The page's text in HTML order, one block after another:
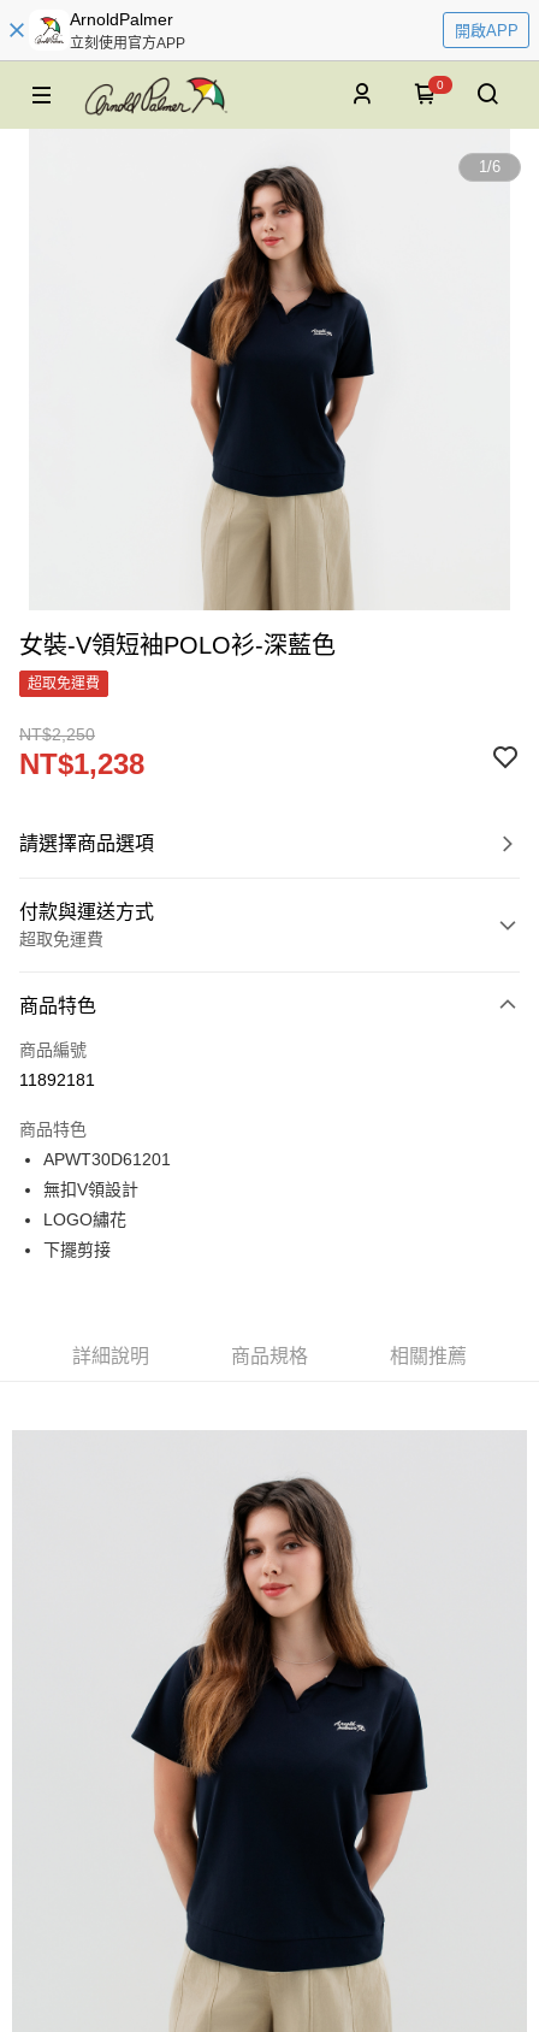
ArnoldPalmer
立刻使用官方APP
開啟APP
0
1/6
女裝-V領短袖POLO衫-深藍色
超取免運費
NT$2,250
NT$1,238
請選擇商品選項
付款與運送方式
超取免運費
信用卡一次付款
LINE Pay
悠遊付
Google Pay
貨到付款
每筆NT$120，滿NT$1,500(含以上)免運費
商品特色
商品編號
11892181
商品特色
APWT30D61201
無扣V領設計
LOGO繡花
下擺剪接
詳細說明 商品規格 相關推薦